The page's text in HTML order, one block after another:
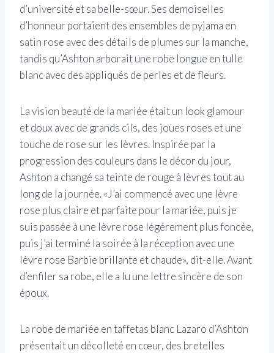
d’université et sa belle-sœur. Ses demoiselles
d’honneur portaient des ensembles de pyjama en
satin rose avec des détails de plumes sur la manche,
tandis qu’Ashton arborait une robe longue en tulle
blanc avec des appliqués de perles et de fleurs.
La vision beauté de la mariée était un look glamour
et doux avec de grands cils, des joues roses et une
touche de rose sur les lèvres. Inspirée par la
progression des couleurs dans le décor du jour,
Ashton a changé sa teinte de rouge à lèvres tout au
long de la journée. «J’ai commencé avec une lèvre
rose plus claire et parfaite pour la mariée, puis je
suis passée à une lèvre rose légèrement plus foncée,
puis j’ai terminé la soirée à la réception avec une
lèvre rose Barbie brillante et chaude», dit-elle. Avant
d’enfiler sa robe, elle a lu une lettre sincère de son
époux.
La robe de mariée en taffetas blanc Lazaro d’Ashton
présentait un décolleté en cœur, des bretelles